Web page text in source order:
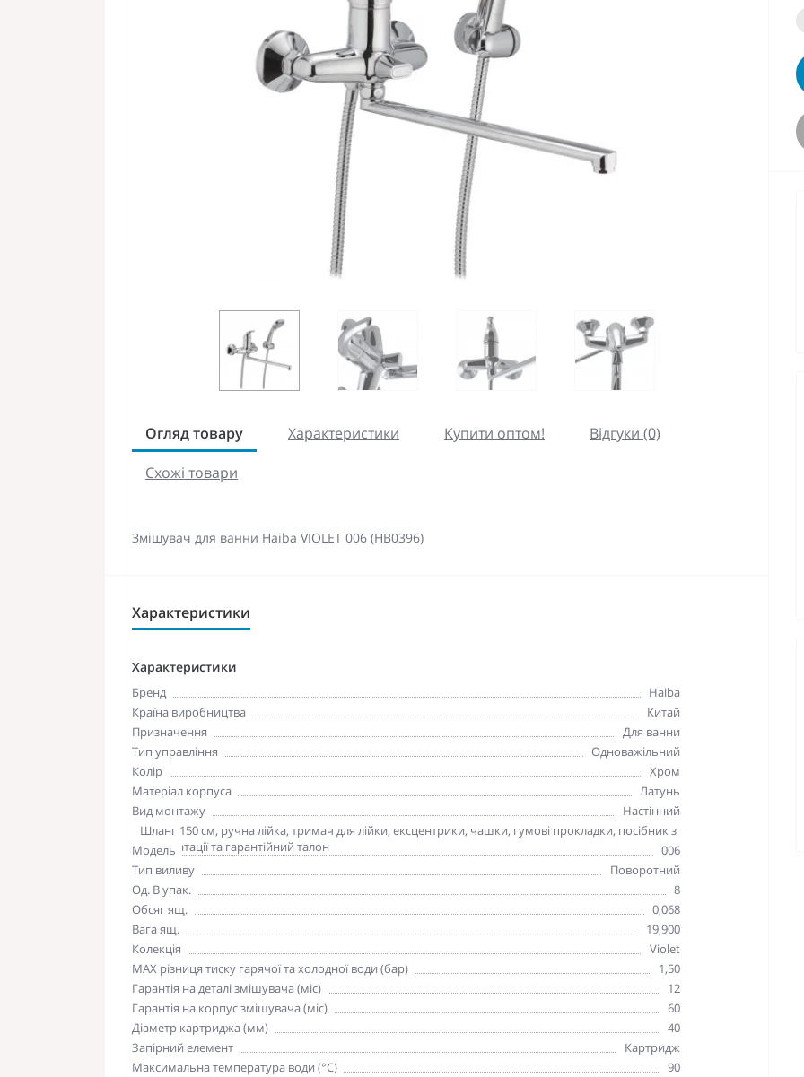
Огляд товару Характеристики Купити оптом!
Відгуки (0)
Схожі товари
Змішувач для ванни Haiba VIOLET 006 (HB0396)
Характеристики
Характеристики
Бренд
Haiba
Країна виробництва
Китай
Призначення
Для ванни
Тип управління
Одноважільний
Колір
Хром
Матеріал корпуса
Латунь
Вид монтажу
Настінний
Комплектація
Шланг 150 см, ручна лійка, тримач для лійки, ексцентрики, чашки, гумові прокладки, посібник з
експлуатації та гарантійний талон
Модель
006
Тип виливу
Поворотний
Од. В упак.
8
Обсяг ящ.
0,068
Вага ящ.
19,900
Колекція
Violet
MAX різниця тиску гарячої та холодної води (бар)
1,50
Гарантія на деталі змішувача (міс)
12
Гарантія на корпус змішувача (міс)
60
Діаметр картриджа (мм)
40
Запірний елемент
Картридж
Максимальна температура води (°C)
90